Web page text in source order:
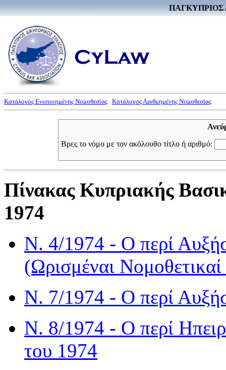
ΠΑΓΚΥΠΡΙΟΣ
Κατάλογος Ενοποιημένης Νομοθεσίας Κατάλογος Αριθμημένης Νομοθεσίας
Βρες το νόμο με τον ακόλουθο τίτλο ή αριθμό:
Πίνακας Κυπριακής
1974
Ν. 4/1974 - Ο περί
(Ωρισμέναι
Ν. 7/1974 - Ο περί
Ν. 8/1974 - Ο περί
του 1974